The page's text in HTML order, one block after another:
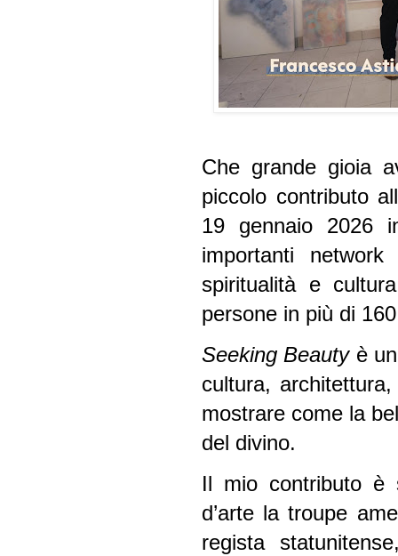
Che grande gioia
piccolo contributo
19 gennaio 2026
importanti
spiritualità e
persone in più di
Seeking Beautyè
cultura,
mostrare come la
del divino.
Il mio contributo è
d’arte la troupe
regista